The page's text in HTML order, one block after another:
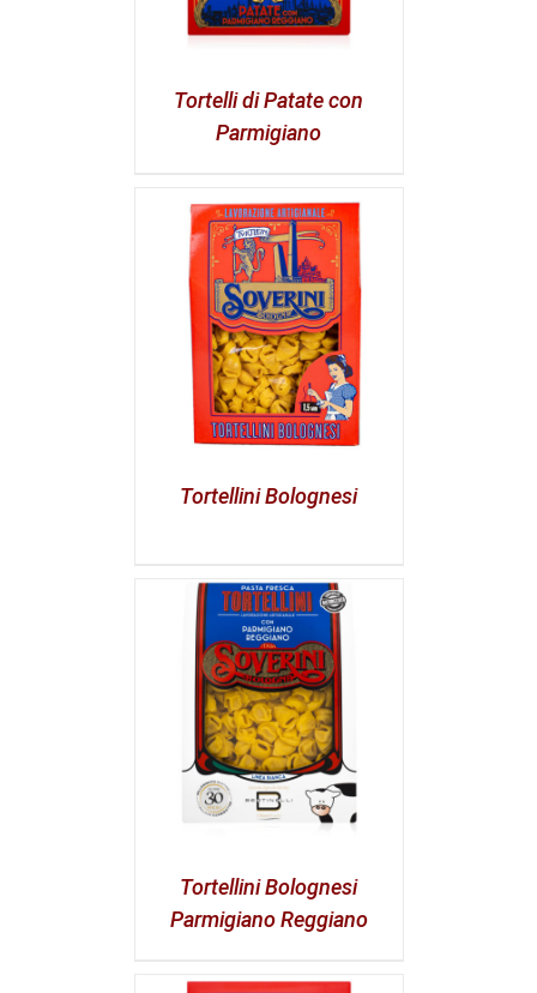
Tortelli di Patate con
Parmigiano
Tortellini Bolognesi
Tortellini Bolognesi
Parmigiano Reggiano